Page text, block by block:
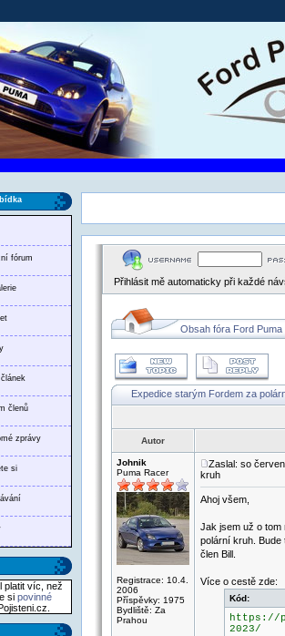
fórum
členů
zprávy
si
platit víc, než
si povinné
Přihlásit mě automaticky při každé
Obsah fóra Ford Puma
Expedice starým Fordem za
Autor
Johnik
Puma Racer
Registrace: 10.4.
2006
Příspěvky: 1975
Bydliště: Za
Prahou
Zaslal: so
kruh
Ahoj všem,
Jak jsem už o tom
polární kruh. Bude
člen Bill.
Více o cestě zde:
Kód:
https://
2023/